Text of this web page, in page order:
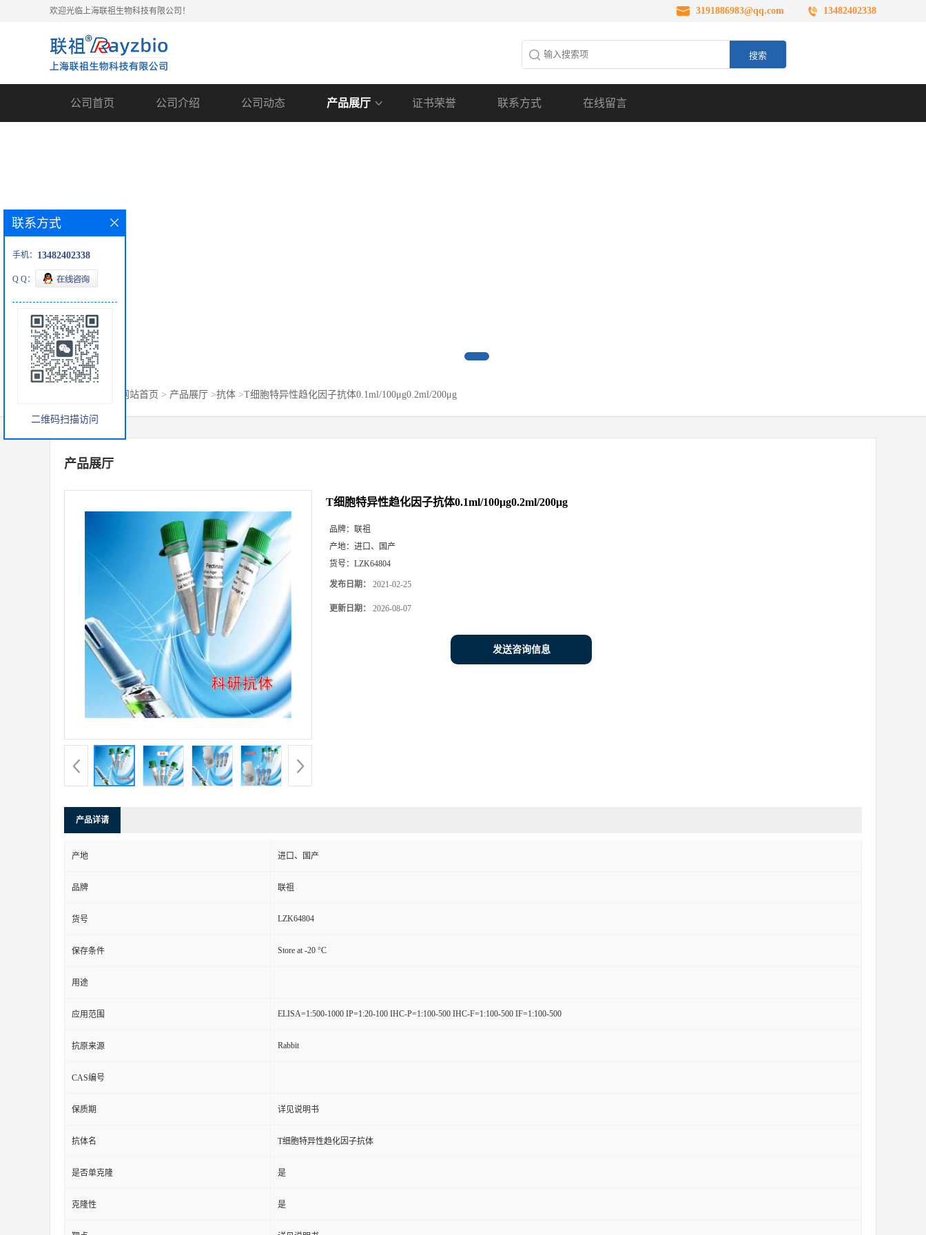
欢迎光临上海联祖生物科技有限公司！ 3191886983@qq.com 13482402338
公司首页 公司介绍 公司动态 产品展厅 证书荣誉 联系方式 在线留言
网站首页 > 产品展厅 >抗体 >T细胞特异性趋化因子抗体0.1ml/100μg0.2ml/200μg
产品展厅
T细胞特异性趋化因子抗体0.1ml/100μg0.2ml/200μg
品牌： 联祖
产地： 进口、国产
货号： LZK64804
发布日期： 2021-02-25
更新日期： 2026-08-07
发送咨询信息
产品详请
产地 进口、国产
品牌 联祖
货号 LZK64804
保存条件 Store at -20 °C
用途
应用范围 ELISA=1:500-1000 IP=1:20-100 IHC-P=1:100-500 IHC-F=1:100-500 IF=1:100-500
抗原来源 Rabbit
CAS编号
保质期 详见说明书
抗体名 T细胞特异性趋化因子抗体
是否单克隆 是
克隆性 是
联系方式
手机： 13482402338
Q Q：
二维码扫描访问